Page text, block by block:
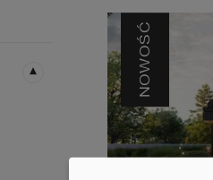
NOWOŚĆ